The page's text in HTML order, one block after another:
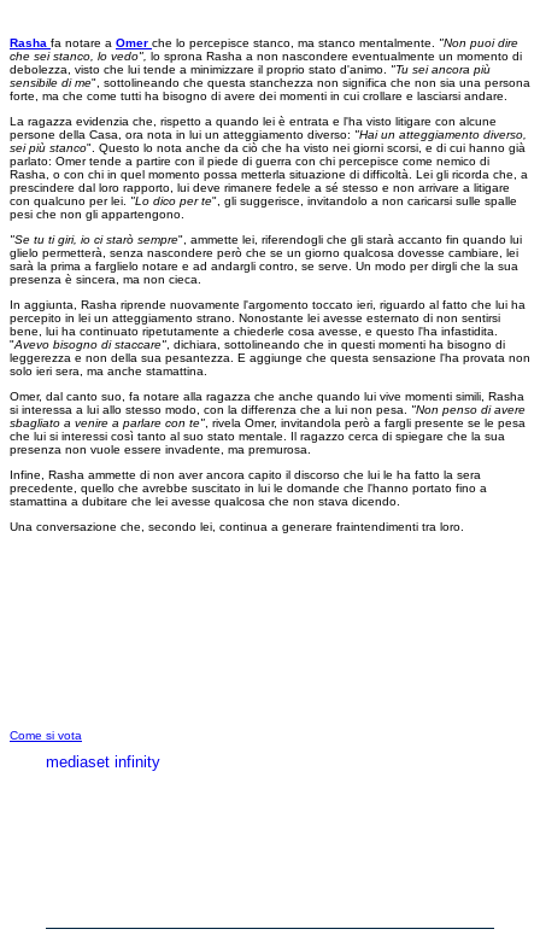
Rasha fa notare a Omer che lo percepisce stanco, ma stanco mentalmente. "Non puoi dire
che sei stanco, lo vedo", lo sprona Rasha a non nascondere eventualmente un momento di
debolezza, visto che lui tende a minimizzare il proprio stato d'animo. "Tu sei ancora più
sensibile di me", sottolineando che questa stanchezza non significa che non sia una persona
forte, ma che come tutti ha bisogno di avere dei momenti in cui crollare e lasciarsi andare.
La ragazza evidenzia che, rispetto a quando lei è entrata e l'ha visto litigare con alcune
persone della Casa, ora nota in lui un atteggiamento diverso: "Hai un atteggiamento diverso,
sei più stanco". Questo lo nota anche da ciò che ha visto nei giorni scorsi, e di cui hanno già
parlato: Omer tende a partire con il piede di guerra con chi percepisce come nemico di
Rasha, o con chi in quel momento possa metterla situazione di difficoltà. Lei gli ricorda che, a
prescindere dal loro rapporto, lui deve rimanere fedele a sé stesso e non arrivare a litigare
con qualcuno per lei. "Lo dico per te", gli suggerisce, invitandolo a non caricarsi sulle spalle
pesi che non gli appartengono.
"Se tu ti giri, io ci starò sempre", ammette lei, riferendogli che gli starà accanto fin quando lui
glielo permetterà, senza nascondere però che se un giorno qualcosa dovesse cambiare, lei
sarà la prima a farglielo notare e ad andargli contro, se serve. Un modo per dirgli che la sua
presenza è sincera, ma non cieca.
In aggiunta, Rasha riprende nuovamente l'argomento toccato ieri, riguardo al fatto che lui ha
percepito in lei un atteggiamento strano. Nonostante lei avesse esternato di non sentirsi
bene, lui ha continuato ripetutamente a chiederle cosa avesse, e questo l'ha infastidita.
"Avevo bisogno di staccare", dichiara, sottolineando che in questi momenti ha bisogno di
leggerezza e non della sua pesantezza. E aggiunge che questa sensazione l'ha provata non
solo ieri sera, ma anche stamattina.
Omer, dal canto suo, fa notare alla ragazza che anche quando lui vive momenti simili, Rasha
si interessa a lui allo stesso modo, con la differenza che a lui non pesa. "Non penso di avere
sbagliato a venire a parlare con te", rivela Omer, invitandola però a fargli presente se le pesa
che lui si interessi così tanto al suo stato mentale. Il ragazzo cerca di spiegare che la sua
presenza non vuole essere invadente, ma premurosa.
Infine, Rasha ammette di non aver ancora capito il discorso che lui le ha fatto la sera
precedente, quello che avrebbe suscitato in lui le domande che l'hanno portato fino a
stamattina a dubitare che lei avesse qualcosa che non stava dicendo.
Una conversazione che, secondo lei, continua a generare fraintendimenti tra loro.
Come si vota
mediaset infinity